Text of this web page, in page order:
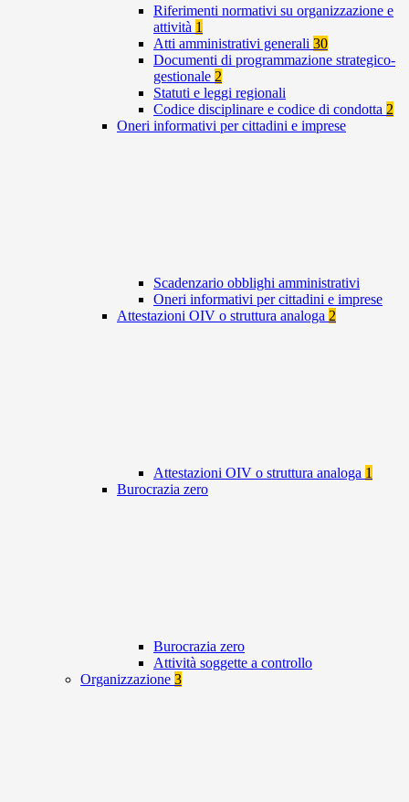
Riferimenti normativi su organizzazione e
attività 1
Atti amministrativi generali 30
Documenti di programmazione strategico-
gestionale 2
Statuti e leggi regionali
Codice disciplinare e codice di condotta 2
Oneri informativi per cittadini e imprese
Scadenzario obblighi amministrativi
Oneri informativi per cittadini e imprese
Attestazioni OIV o struttura analoga 2
Attestazioni OIV o struttura analoga 1
Burocrazia zero
Burocrazia zero
Attività soggette a controllo
Organizzazione 3